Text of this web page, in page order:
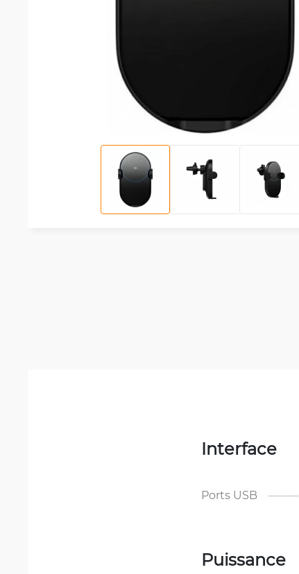
Interface
Ports USB
Puissance